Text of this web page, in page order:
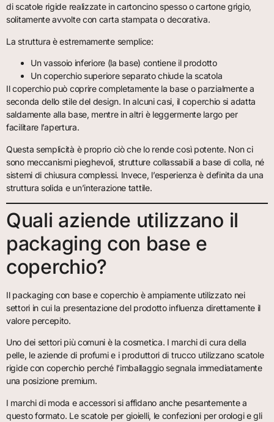
di scatole rigide realizzate in cartoncino spesso o cartone grigio,
solitamente avvolte con carta stampata o decorativa.
La struttura è estremamente semplice:
Un vassoio inferiore (la base) contiene il prodotto
Un coperchio superiore separato chiude la scatola
Il coperchio può coprire completamente la base o parzialmente a
seconda dello stile del design. In alcuni casi, il coperchio si adatta
saldamente alla base, mentre in altri è leggermente largo per
facilitare l’apertura.
Questa semplicità è proprio ciò che lo rende così potente. Non ci
sono meccanismi pieghevoli, strutture collassabili a base di colla, né
sistemi di chiusura complessi. Invece, l’esperienza è definita da una
struttura solida e un’interazione tattile.
Quali aziende utilizzano il
packaging con base e
coperchio?
Il packaging con base e coperchio è ampiamente utilizzato nei
settori in cui la presentazione del prodotto influenza direttamente il
valore percepito.
Uno dei settori più comuni è la cosmetica. I marchi di cura della
pelle, le aziende di profumi e i produttori di trucco utilizzano scatole
rigide con coperchio perché l’imballaggio segnala immediatamente
una posizione premium.
I marchi di moda e accessori si affidano anche pesantemente a
questo formato. Le scatole per gioielli, le confezioni per orologi e gli